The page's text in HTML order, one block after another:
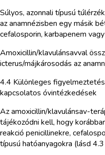
Súlyos, azonnali típusú
az anamnézisben egy másik
cefalosporin, karbapenem
Amoxicillin/klavulánsavval
icterus/májkárosodás az
4.4 Különleges
kapcsolatos óvintézkedések
Az amoxicillin/klavulánsav-
tájékozódni kell, hogy
reakció penicillinekre,
típusú hatóanyagokra (lásd